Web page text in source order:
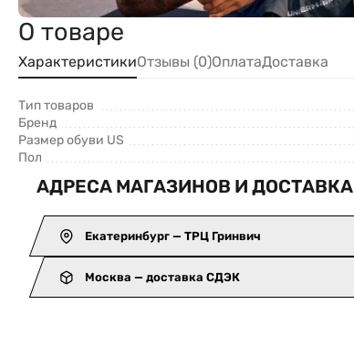
О товаре
ХарактеристикиОтзывы (0)ОплатаДоставка
Тип товаров
Бренд
Размер обуви US
Пол
АДРЕСА МАГАЗИНОВ И ДОСТАВКА
Екатеринбург — ТРЦ Гринвич
Москва — доставка СДЭК